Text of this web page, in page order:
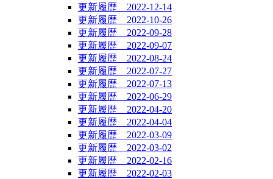
更新履歴 2022-12-14
更新履歴 2022-10-26
更新履歴 2022-09-28
更新履歴 2022-09-07
更新履歴 2022-08-24
更新履歴 2022-07-27
更新履歴 2022-07-13
更新履歴 2022-06-29
更新履歴 2022-04-20
更新履歴 2022-04-04
更新履歴 2022-03-09
更新履歴 2022-03-02
更新履歴 2022-02-16
更新履歴 2022-02-03